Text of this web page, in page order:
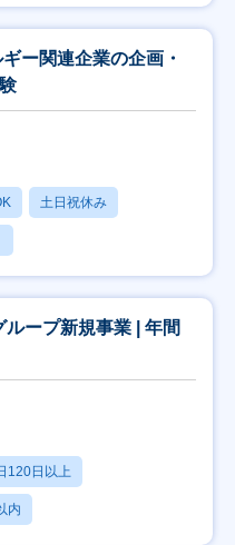
ー関連企業の企画・
土日祝休み
ループ新規事業 | 年間
120日以上
内